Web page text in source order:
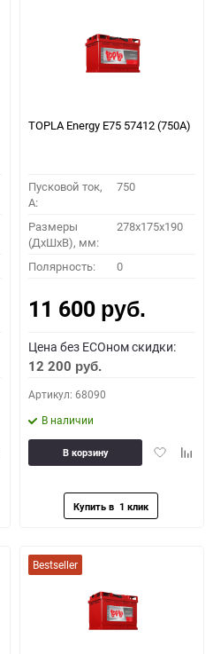
TOPLA Energy E75 57412 (750A)
Пусковой ток,
A:
750
Размеры
(ДхШхВ), мм:
278x175x190
Полярность: 0
11 600 руб.
Цена без ECOном скидки:
12 200 руб.
Артикул: 68090
В наличии
Добавить
В корзину
Bestseller